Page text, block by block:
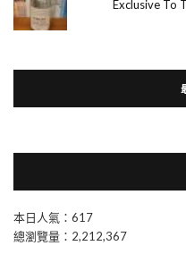
Exclusive To
本日人氣：617
總瀏覽量：2,212,367